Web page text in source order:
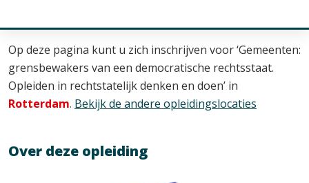
Op deze pagina kunt u zich inschrijven voor ‘Gemeenten:
grensbewakers van een democratische rechtsstaat.
Opleiden in rechtstatelijk denken en doen’ in
Rotterdam. Bekijk de andere opleidingslocaties
Over deze opleiding